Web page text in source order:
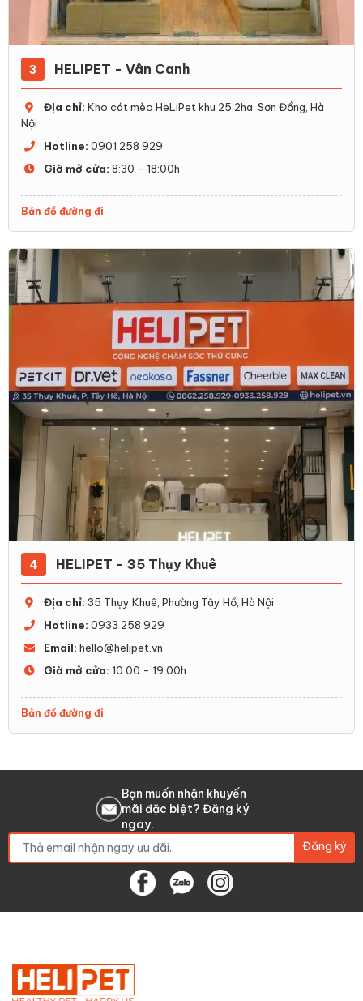
3 HELIPET - Vân Canh
Địa chỉ: Kho cát mèo HeLiPet khu 25.2ha, Sơn Đồng, Hà
Nội
Hotline: 0901 258 929
Giờ mở cửa: 8:30 - 18:00h
Bản đồ đường đi
4 HELIPET - 35 Thụy Khuê
Địa chỉ: 35 Thụy Khuê, Phường Tây Hồ, Hà Nội
Hotline: 0933 258 929
Email: hello@helipet.vn
Giờ mở cửa: 10:00 - 19:00h
Bản đồ đường đi
Bạn muốn nhận khuyến
mãi đặc biệt? Đăng ký
ngay.
Đăng ký